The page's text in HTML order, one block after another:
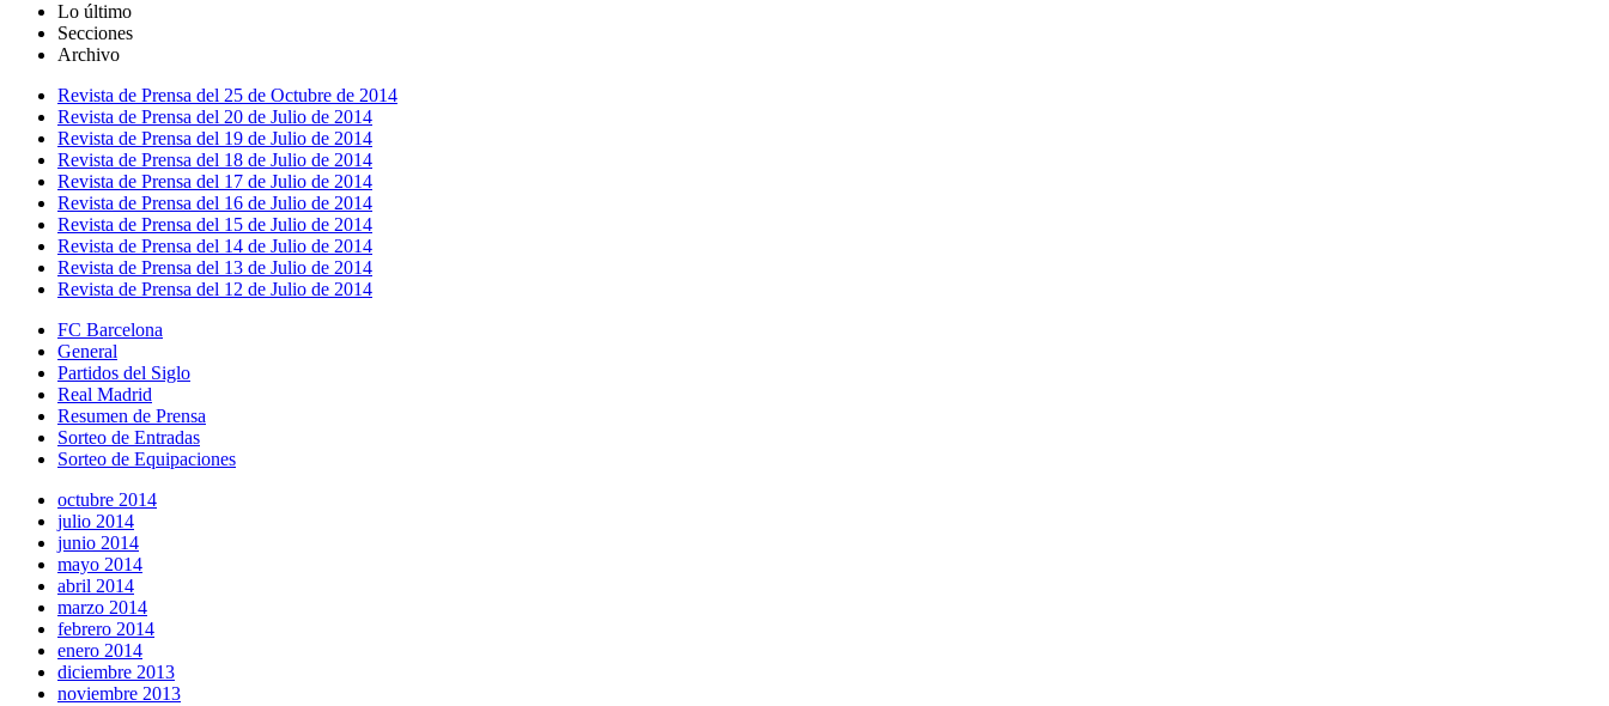
Lo último
Secciones
Archivo
Revista de Prensa del 25 de Octubre de 2014
Revista de Prensa del 20 de Julio de 2014
Revista de Prensa del 19 de Julio de 2014
Revista de Prensa del 18 de Julio de 2014
Revista de Prensa del 17 de Julio de 2014
Revista de Prensa del 16 de Julio de 2014
Revista de Prensa del 15 de Julio de 2014
Revista de Prensa del 14 de Julio de 2014
Revista de Prensa del 13 de Julio de 2014
Revista de Prensa del 12 de Julio de 2014
FC Barcelona
General
Partidos del Siglo
Real Madrid
Resumen de Prensa
Sorteo de Entradas
Sorteo de Equipaciones
octubre 2014
julio 2014
junio 2014
mayo 2014
abril 2014
marzo 2014
febrero 2014
enero 2014
diciembre 2013
noviembre 2013